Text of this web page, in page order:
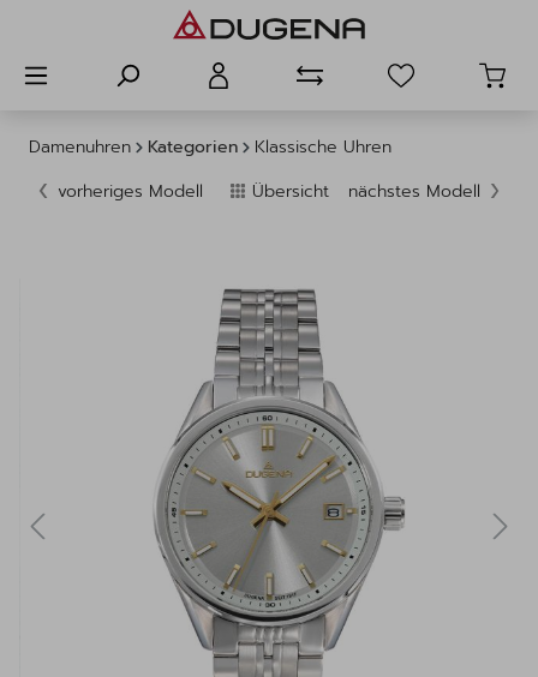
Damenuhren Kategorien
Klassische Uhren
vorheriges Modell
Übersicht nächstes Modell